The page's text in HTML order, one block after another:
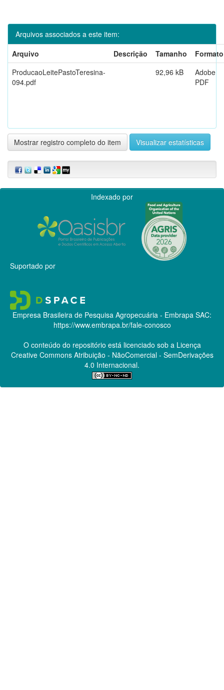
Arquivos associados a este item:
Arquivo
Descrição Tamanho
Formato
ProducaoLeitePastoTeresina-
094.pdf
92,96 kB
Adobe
PDF
Mostrar registro completo do item Visualizar estatísticas
Indexado por
Suportado por
Empresa Brasileira de Pesquisa Agropecuária - Embrapa SAC:
https://www.embrapa.br/fale-conosco
O conteúdo do repositório está licenciado sob a Licença
Creative CommonsAtribuição - NãoComercial - SemDerivações
4.0 Internacional.